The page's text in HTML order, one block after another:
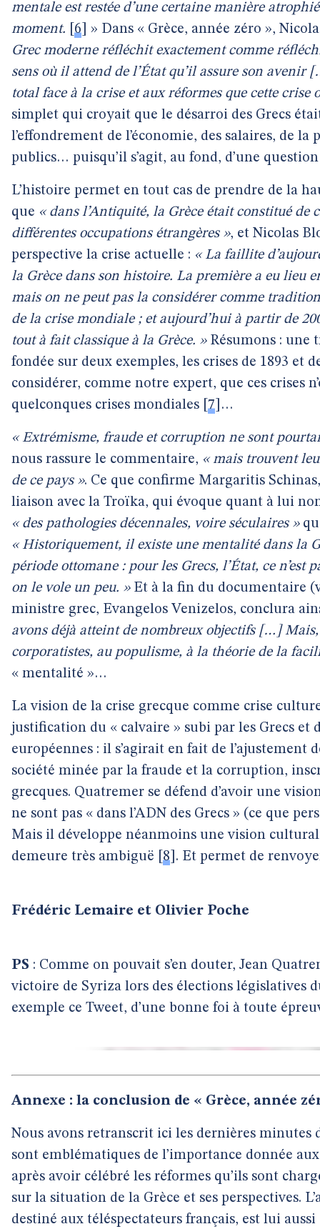
mentale est restée d’une certaine manière
moment.
6
» Dans « Grèce, année zéro »,
Grec moderne réfléchit exactement comme
sens où il attend de l’État qu’il assure son avenir
total face à la crise et aux réformes que cette crise
simplet qui croyait que le désarroi des Grecs
l’effondrement de l’économie, des salaires, de
publics… puisqu’il s’agit, au fond, d’une
L’histoire permet en tout cas de prendre de la
que « dans l’Antiquité, la Grèce était constitué de
différentes occupations étrangères », et Nicolas
perspective la crise actuelle : « La faillite
la Grèce dans son histoire. La première a eu lieu
mais on ne peut pas la considérer comme
de la crise mondiale ; et aujourd’hui à partir de
tout à fait classique à la Grèce. »Résumons : une
fondée sur deux exemples, les crises de 1893 et
considérer, comme notre expert, que ces crises
quelconques crises mondiales 7 …
« Extrémisme, fraude et corruption ne sont
nous rassure le commentaire, « mais trouvent
de ce pays ». Ce que confirme Margaritis
liaison avec la Troïka, qui évoque quant à lui
« des pathologies décennales, voire séculaires »
« Historiquement, il existe une mentalité dans la
période ottomane : pour les Grecs, l’État, ce n’est
on le vole un peu. »Et à la fin du documentaire
ministre grec, Evangelos Venizelos, conclura
avons déjà atteint de nombreux objectifs […]
corporatistes, au populisme, à la théorie de la
« mentalité »…
La vision de la crise grecque comme crise
justification du « calvaire » subi par les Grecs
européennes : il s’agirait en fait de l’ajustement
société minée par la fraude et la corruption,
grecques. Quatremer se défend d’avoir une
ne sont pas « dans l’ADN des Grecs » (ce que
Mais il développe néanmoins une vision
demeure très ambiguë
8 . Et permet de
Frédéric Lemaire et Olivier Poche
PS : Comme on pouvait s’en douter, Jean
victoire de Syriza lors des élections législatives
exemple ce Tweet, d’une bonne foi à toute
Annexe : la conclusion de « Grèce, année
Nous avons retranscrit ici les dernières minutes
sont emblématiques de l’importance donnée
après avoir célébré les réformes qu’ils sont
sur la situation de la Grèce et ses perspectives.
destiné aux téléspectateurs français, est lui